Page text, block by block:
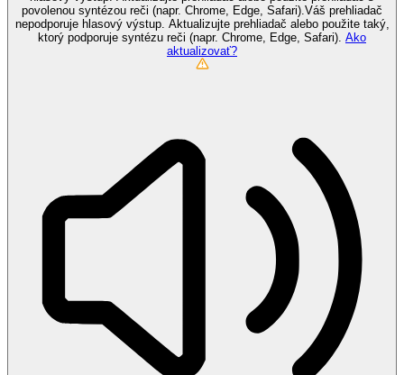
povolenou syntézou reči (napr. Chrome, Edge, Safari).Váš prehliadač
nepodporuje hlasový výstup. Aktualizujte prehliadač alebo použite taký,
ktorý podporuje syntézu reči (napr. Chrome, Edge, Safari). Ako
aktualizovať?